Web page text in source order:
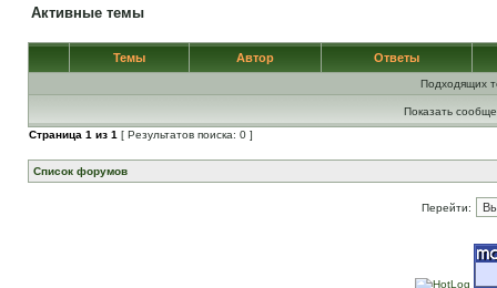
Активные темы
Темы Автор Ответы
Подходящих
Показать
Страница 1 из 1 [ Результатов поиска: 0 ]
Список форумов
Перейти: